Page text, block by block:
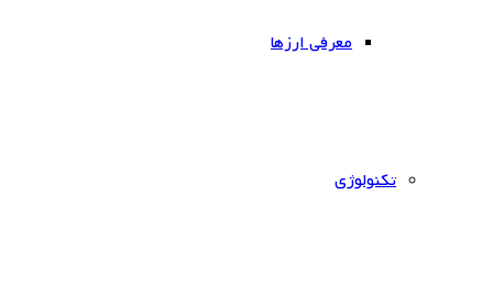
معرفی ارزها
‌تکنولوژی